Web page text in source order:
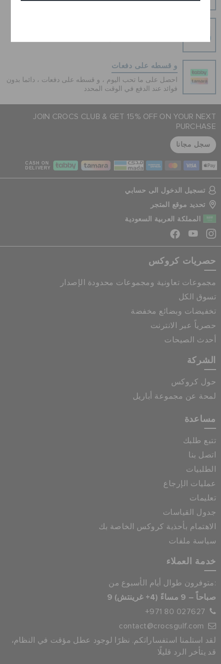
و قسطه على دفعات
احصل على ما تحب اليوم ، و قسطه على دفعات ، دائما بدون
فوائد عند الدفع في الوقت المحدد
JOIN CROCS CLUB & GET 15% OFF ON YOUR NEXT
PURCHASE
سجل مجانا
CASH ON
DELIVERY
تسجيل الدخول الى حسابي
تحديد موقع المتجر
المملكة العربية السعودية
حصريات كروكس
مجموعات تعاونية ومجموعات محدودة الإصدار
تسوق الكل
تخفيضات وبضائع مخفضة
حصرياً عبر الانترنت
أحدث الصيحات
الشركة
حول كروكس
لمحة عن مجموعة أباريل
مساعدة
تتبع طلبك
اتصل بنا
الطلبيات
عمليات الإرجاع
تعليمات
جدول القياسات
الاهتمام بأحذية كروكس الخاصة بك
سياسة ملفات
خدمة العملاء
متوفرون طوال أيام الأسبوع من:
9 صباحاً – 9 مساءً (4+ غرينتش)
+971 80 027627
contact@crocsgulf.com
لقد استلمنا استفساراتكم. نظرًا لوجود عطل مؤقت في النظام،
قد يتأخر الرد قليلًا